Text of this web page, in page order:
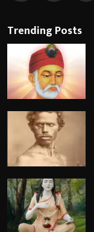
Trending Posts